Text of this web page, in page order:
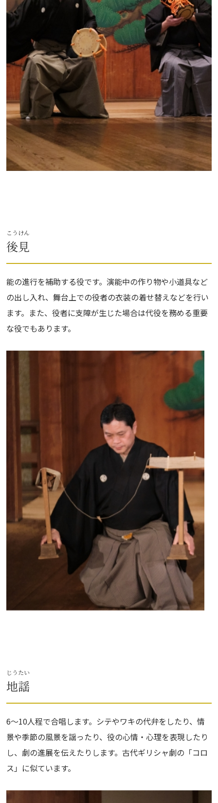
こうけん
後見
能の進行を補助する役です。演能中の作り物や小道具など
の出し入れ、舞台上での役者の衣装の着せ替えなどを行い
ます。また、役者に支障が生じた場合は代役を務める重要
な役でもあります。
じうたい
地謡
6〜10人程で合唱します。シテやワキの代弁をしたり、情
景や季節の風景を謡ったり、役の心情・心理を表現したり
し、劇の進展を伝えたりします。古代ギリシャ劇の「コロ
ス」に似ています。